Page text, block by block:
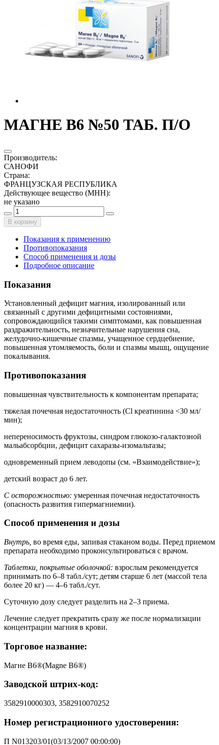
МАГНЕ В6 №50 ТАБ. П/О
Производитель:
САНОФИ
Страна:
ФРАНЦУЗСКАЯ РЕСПУБЛИКА
Действующее вещество (МНН):
не указано
В корзину
Показания к применению
Противопоказания
Способ применения и дозы
Подробное описание
Показания
Установленный дефицит магния, изолированный или
связанный с другими дефицитными состояниями,
сопровождающийся такими симптомами, как повышенная
раздражительность, незначительные нарушения сна,
желудочно-кишечные спазмы, учащенное сердцебиение,
повышенная утомляемость, боли и спазмы мышц, ощущение
покалывания.
Противопоказания
повышенная чувствительность к компонентам препарата;
тяжелая почечная недостаточность (Cl креатинина <30 мл/
мин);
непереносимость фруктозы, синдром глюкозо-галактозной
мальабсорбции, дефицит сахаразы-изомальтазы;
одновременный прием леводопы (см. «Взаимодействие»);
детский возраст до 6 лет.
С осторожностью: умеренная почечная недостаточность
(опасность развития гипермагниемии).
Способ применения и дозы
Внутрь, во время еды, запивая стаканом воды. Перед приемом
препарата необходимо проконсультироваться с врачом.
Таблетки, покрытые оболочкой: взрослым рекомендуется
принимать по 6–8 табл./сут; детям старше 6 лет (массой тела
более 20 кг) — 4–6 табл./сут.
Суточную дозу следует разделить на 2–3 приема.
Лечение следует прекратить сразу же после нормализации
концентрации магния в крови.
Торговое название:
Магне B6®(Magne B6®)
Заводской штрих-код:
3582910000303, 3582910070252
Номер регистрационного удостоверения:
П N013203/01(03/13/2007 00:00:00)